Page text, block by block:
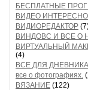
БЕСПЛАТНЫЕ
ВИДЕО
ВИДИОРЕДАКТОР
ВИНДОВС И ВСЕ О
ВИРТУАЛЬНЫЙ
(4)
ВСЕ ДЛЯ ДНЕВНИКА
все о фотографиях.
ВЯЗАНИЕ (122)